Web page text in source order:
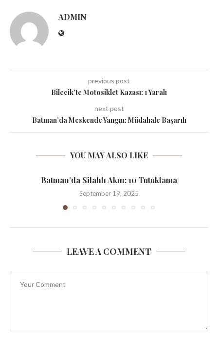
ADMIN
previous post
Bilecik’te Motosiklet Kazası: 1 Yaralı
next post
Batman’da Meskende Yangın: Müdahale Başarılı
YOU MAY ALSO LIKE
Batman’da Silahlı Akın: 10 Tutuklama
September 19, 2025
LEAVE A COMMENT